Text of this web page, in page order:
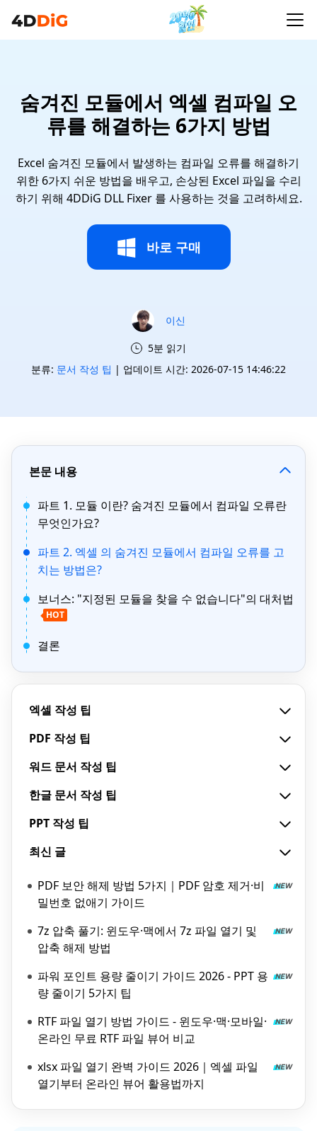
숨겨진 모듈에서 엑셀 컴파일 오
류를 해결하는 6가지 방법
Excel 숨겨진 모듈에서 발생하는 컴파일 오류를 해결하기
위한 6가지 쉬운 방법을 배우고, 손상된 Excel 파일을 수리
하기 위해 4DDiG DLL Fixer 를 사용하는 것을 고려하세요.
바로 구매
이신
5분 읽기
분류: 문서 작성 팁 | 업데이트 시간: 2026-07-15 14:46:22
본문 내용
파트 1. 모듈 이란? 숨겨진 모듈에서 컴파일 오류란
무엇인가요?
파트 2. 엑셀 의 숨겨진 모듈에서 컴파일 오류를 고
치는 방법은?
보너스: "지정된 모듈을 찾을 수 없습니다"의 대처법
HOT
결론
엑셀 작성 팁
PDF 작성 팁
워드 문서 작성 팁
한글 문서 작성 팁
PPT 작성 팁
최신 글
PDF 보안 해제 방법 5가지｜PDF 암호 제거·비
밀번호 없애기 가이드
7z 압축 풀기: 윈도우·맥에서 7z 파일 열기 및
압축 해제 방법
파워 포인트 용량 줄이기 가이드 2026 - PPT 용
량 줄이기 5가지 팁
RTF 파일 열기 방법 가이드 - 윈도우·맥·모바일·
온라인 무료 RTF 파일 뷰어 비교
xlsx 파일 열기 완벽 가이드 2026｜엑셀 파일
열기부터 온라인 뷰어 활용법까지